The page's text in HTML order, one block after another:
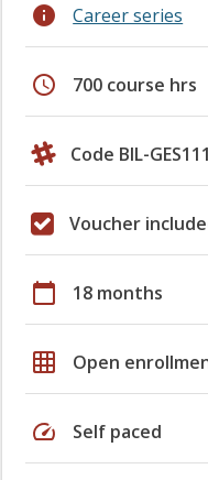
info Career series
schedule 700 course hrs
Code BIL-
Voucher
calendar_today 18 months
grid_on Open
speed Self paced